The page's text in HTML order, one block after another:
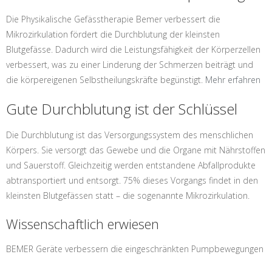
Die Physikalische Gefässtherapie Bemer verbessert die
Mikrozirkulation fördert die Durchblutung der kleinsten
Blutgefässe. Dadurch wird die Leistungsfähigkeit der Körperzellen
verbessert, was zu einer Linderung der Schmerzen beiträgt und
die körpereigenen Selbstheilungskräfte begünstigt. Mehr erfahren
Gute Durchblutung ist der Schlüssel
Die Durchblutung ist das Versorgungssystem des menschlichen
Körpers. Sie versorgt das Gewebe und die Organe mit Nährstoffen
und Sauerstoff. Gleichzeitig werden entstandene Abfallprodukte
abtransportiert und entsorgt. 75% dieses Vorgangs findet in den
kleinsten Blutgefässen statt – die sogenannte Mikrozirkulation.
Wissenschaftlich erwiesen
BEMER Geräte verbessern die eingeschränkten Pumpbewegungen